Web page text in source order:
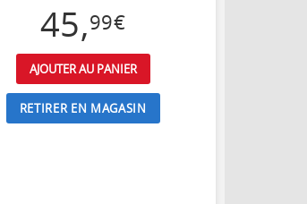
45,99€
AJOUTER AU PANIER
RETIRER EN MAGASIN